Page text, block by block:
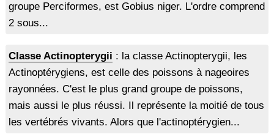
groupe Perciformes, est Gobius niger. L'ordre comprend
2 sous...
Classe Actinopterygii : la classe Actinopterygii, les
Actinoptérygiens, est celle des poissons à nageoires
rayonnées. C'est le plus grand groupe de poissons,
mais aussi le plus réussi. Il représente la moitié de tous
les vertébrés vivants. Alors que l'actinoptérygien...